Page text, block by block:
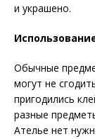
и украшено.
Обычные
могут не
пригодились
разные
Ателье нет